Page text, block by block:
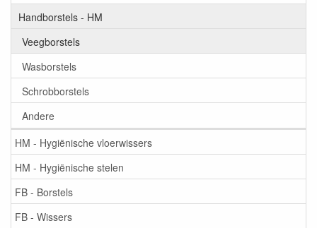
Handborstels - HM
Veegborstels
Wasborstels
Schrobborstels
Andere
HM - Hygiënische vloerwissers
HM - Hygiënische stelen
FB - Borstels
FB - Wissers